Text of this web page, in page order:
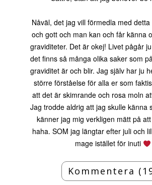
Nåväl, det jag vill förmedla med
och gott och man kan och får känna
graviditeter. Det är okej! Livet pågår
det finns så många olika saker som
graviditet är och blir. Jag själv har ju
större förståelse för alla er som
att det är skimrande och rosa moln
Jag trodde aldrig att jag skulle känna
känner jag mig verkligen mätt på
haha. SOM jag längtar efter juli och
mage istället för inuti
Kommentera